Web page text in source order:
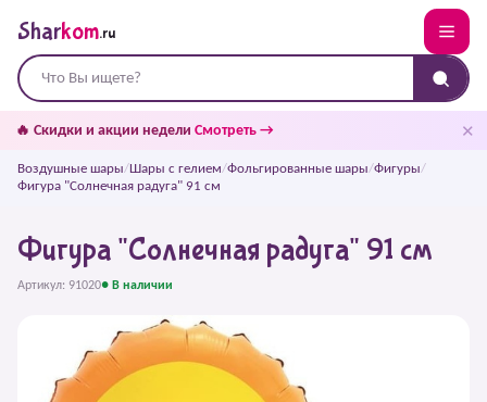
Sharkom.ru
🔥 Скидки и акции недели Смотреть → ✕
Воздушные шары/Шары с гелием/Фольгированные шары/Фигуры/
Фигура "Солнечная радуга" 91 см
Фигура "Солнечная радуга" 91 см
Артикул: 91020● В наличии